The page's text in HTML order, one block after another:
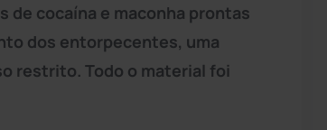
de cocaína e maconha prontas
dos entorpecentes, uma
restrito. Todo o material foi